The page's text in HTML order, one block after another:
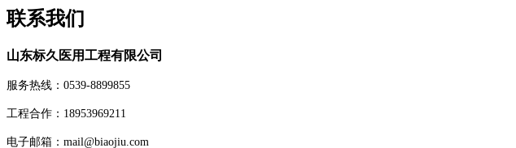
联系我们
山东标久医用工程有限公司
服务热线：0539-8899855
工程合作：18953969211
电子邮箱：mail@biaojiu.com